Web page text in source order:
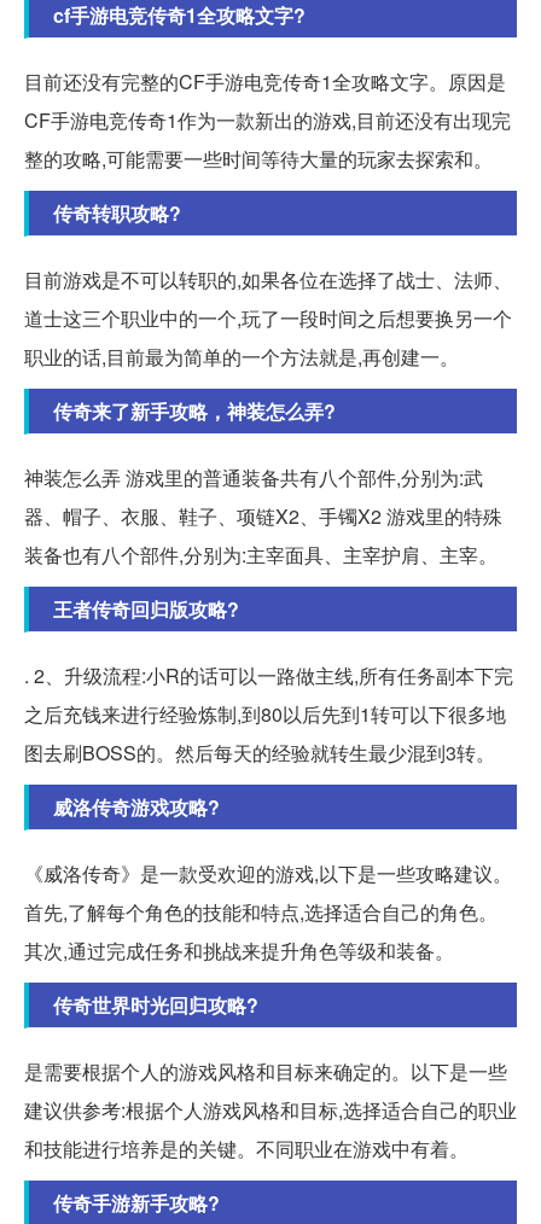
cf手游电竞传奇1全攻略文字?
目前还没有完整的CF手游电竞传奇1全攻略文字。原因是
CF手游电竞传奇1作为一款新出的游戏,目前还没有出现完
整的攻略,可能需要一些时间等待大量的玩家去探索和。
传奇转职攻略?
目前游戏是不可以转职的,如果各位在选择了战士、法师、
道士这三个职业中的一个,玩了一段时间之后想要换另一个
职业的话,目前最为简单的一个方法就是,再创建一。
传奇来了新手攻略，神装怎么弄?
神装怎么弄 游戏里的普通装备共有八个部件,分别为:武
器、帽子、衣服、鞋子、项链X2、手镯X2 游戏里的特殊
装备也有八个部件,分别为:主宰面具、主宰护肩、主宰。
王者传奇回归版攻略?
. 2、升级流程:小R的话可以一路做主线,所有任务副本下完
之后充钱来进行经验炼制,到80以后先到1转可以下很多地
图去刷BOSS的。然后每天的经验就转生最少混到3转。
威洛传奇游戏攻略?
《威洛传奇》是一款受欢迎的游戏,以下是一些攻略建议。
首先,了解每个角色的技能和特点,选择适合自己的角色。
其次,通过完成任务和挑战来提升角色等级和装备。
传奇世界时光回归攻略?
是需要根据个人的游戏风格和目标来确定的。以下是一些
建议供参考:根据个人游戏风格和目标,选择适合自己的职业
和技能进行培养是的关键。不同职业在游戏中有着。
传奇手游新手攻略?